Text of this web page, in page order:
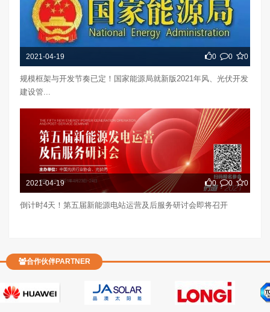
2021-04-19 0 0 0
规模框架与开发节奏已定！国家能源局就新版2021年风、光伏开发
建设管...
2021-04-19 0 0 0
倒计时4天！第五届新能源电站运营及后服务研讨会即将召开
合作伙伴PARTNER